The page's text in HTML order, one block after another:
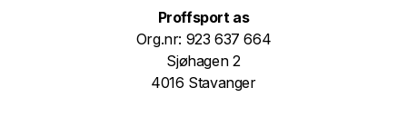
Proffsport as
Org.nr: 923 637 664
Sjøhagen 2
4016 Stavanger